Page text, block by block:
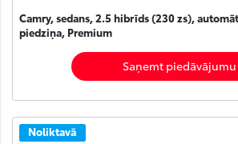
Camry, sedans, 2.5 hibrīds (230 zs),
piedziņa, Premium
Saņemt piedāvājumu
Noliktavā